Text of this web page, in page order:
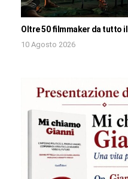
Oltre 50 filmmaker da tutto
10 Agosto 2026